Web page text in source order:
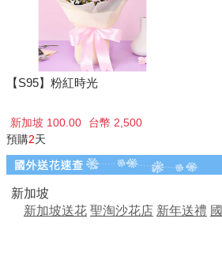
【S95】粉紅時光
新加坡 100.00
台幣 2,500
預購2天
新加坡
新加坡送花 聖淘沙花店 新年送禮